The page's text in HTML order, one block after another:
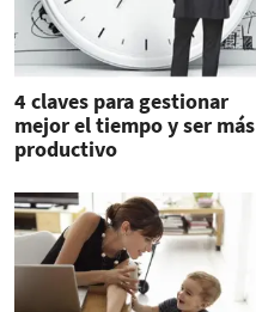
4 claves para gestionar
mejor el tiempo y ser más
productivo